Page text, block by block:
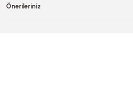
Önerileriniz